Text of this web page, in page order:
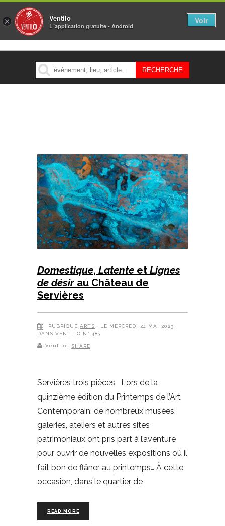
MENU
Domestique, Latente et Lignes
de désir au Château de
Servières
RUBRIQUE ARTS , LE MERCREDI 24 MAI 2023
DANS VENTILO N° 483
Ventilo SHARE
Servières trois pièces Lors de la
quinzième édition du Printemps de l’Art
Contemporain, de nombreux musées,
galeries, ateliers et autres sites
patrimoniaux ont pris part à l’aventure
pour ouvrir de nouvelles expositions où il
fait bon de flâner au printemps… À cette
occasion, dans le quartier de
READ MORE
× Ventilo
L´application gratuite - Android
Voir